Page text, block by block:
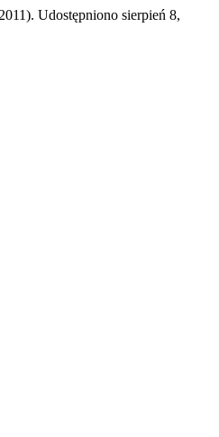
Udostępniono sierpień 8,